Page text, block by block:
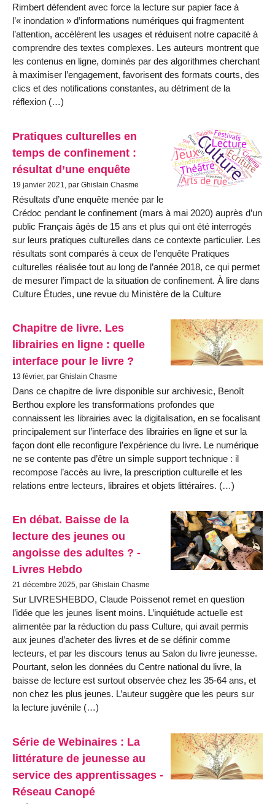
Rimbert défendent avec force la lecture sur papier face à
l’« inondation » d’informations numériques qui fragmentent
l’attention, accélèrent les usages et réduisent notre capacité à
comprendre des textes complexes. Les auteurs montrent que
les contenus en ligne, dominés par des algorithmes cherchant
à maximiser l’engagement, favorisent des formats courts, des
clics et des notifications constantes, au détriment de la
réflexion (…)
Pratiques culturelles en
temps de confinement :
résultat d’une enquête
19 janvier 2021, par Ghislain Chasme
Résultats d’une enquête menée par le
Crédoc pendant le confinement (mars à mai 2020) auprès d’un
public Français âgés de 15 ans et plus qui ont été interrogés
sur leurs pratiques culturelles dans ce contexte particulier. Les
résultats sont comparés à ceux de l’enquête Pratiques
culturelles réalisée tout au long de l’année 2018, ce qui permet
de mesurer l’impact de la situation de confinement. À lire dans
Culture Études, une revue du Ministère de la Culture
Chapitre de livre. Les
librairies en ligne : quelle
interface pour le livre ?
13 février, par Ghislain Chasme
Dans ce chapitre de livre disponible sur archivesic, Benoît
Berthou explore les transformations profondes que
connaissent les librairies avec la digitalisation, en se focalisant
principalement sur l’interface des librairies en ligne et sur la
façon dont elle reconfigure l’expérience du livre. Le numérique
ne se contente pas d’être un simple support technique : il
recompose l’accès au livre, la prescription culturelle et les
relations entre lecteurs, libraires et objets littéraires. (…)
En débat. Baisse de la
lecture des jeunes ou
angoisse des adultes ? -
Livres Hebdo
21 décembre 2025, par Ghislain Chasme
Sur LIVRESHEBDO, Claude Poissenot remet en question
l’idée que les jeunes lisent moins. L’inquiétude actuelle est
alimentée par la réduction du pass Culture, qui avait permis
aux jeunes d’acheter des livres et de se définir comme
lecteurs, et par les discours tenus au Salon du livre jeunesse.
Pourtant, selon les données du Centre national du livre, la
baisse de lecture est surtout observée chez les 35-64 ans, et
non chez les plus jeunes. L’auteur suggère que les peurs sur
la lecture juvénile (…)
Série de Webinaires : La
littérature de jeunesse au
service des apprentissages -
Réseau Canopé